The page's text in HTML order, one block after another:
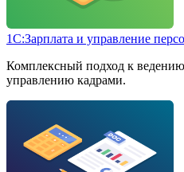
1С:Зарплата и управление
Комплексный подход к
управлению кадрами.